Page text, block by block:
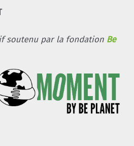
soutenu par la fondation Be